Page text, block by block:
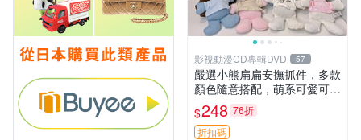
影視動漫CD專輯DVD 57
嚴選小熊扁扁安撫抓件，多款
顏色隨意搭配，萌系可愛可改
掛件 小熊安撫抓件 憶記 抓繩
孩童掛件
$248 76折
折扣碼